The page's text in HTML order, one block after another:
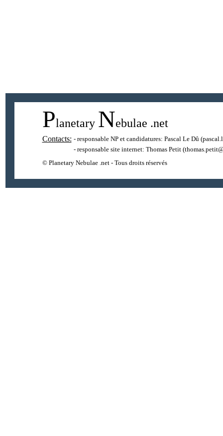
Planetary Nebulae .net
Contacts: - responsable NP et candidatures: Pascal Le Dû
- responsable site internet: Thomas Petit
© Planetary Nebulae .net - Tous droits réservés